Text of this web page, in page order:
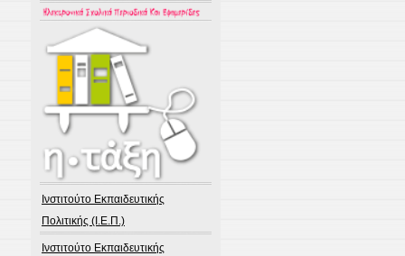
Ινστιτούτο Εκπαιδευτικής
Πολιτικής (Ι.Ε.Π.)
Ινστιτούτο Εκπαιδευτικής